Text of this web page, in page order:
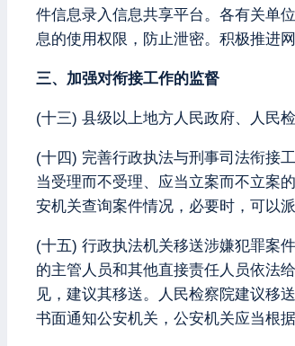
件信息录入信息共享平台。各有关单
息的使用权限，防止泄密。积极推进
三、加强对衔接工作的监督
(十三) 县级以上地方人民政府、人民
(十四) 完善行政执法与刑事司法衔接
当受理而不受理、应当立案而不立案
安机关查询案件情况，必要时，可以
(十五) 行政执法机关移送涉嫌犯罪案
的主管人员和其他直接责任人员依法
见，建议其移送。人民检察院建议移
书面通知公安机关，公安机关应当根